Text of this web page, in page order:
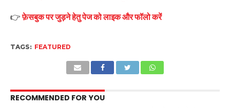
👉फ़ेसबुक पर जुड़ने हेतु पेज को लाइक और फॉलो करें
TAGS: FEATURED
RECOMMENDED FOR YOU